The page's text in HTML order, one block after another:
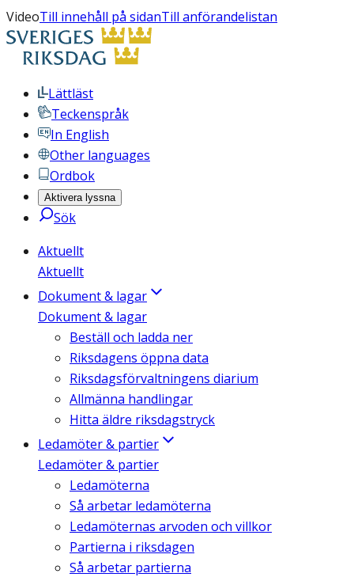
VideoTill innehåll på sidanTill anförandelistan
Lättläst
Teckenspråk
In English
Other languages
Ordbok
Aktivera lyssna
Sök
Aktuellt
Aktuellt
Dokument & lagar
Dokument & lagar
Beställ och ladda ner
Riksdagens öppna data
Riksdagsförvaltningens diarium
Allmänna handlingar
Hitta äldre riksdagstryck
Ledamöter & partier
Ledamöter & partier
Ledamöterna
Så arbetar ledamöterna
Ledamöternas arvoden och villkor
Partierna i riksdagen
Så arbetar partierna